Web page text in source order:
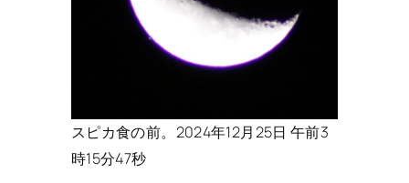
スピカ食の前。2024年12月25日 午前3
時15分47秒